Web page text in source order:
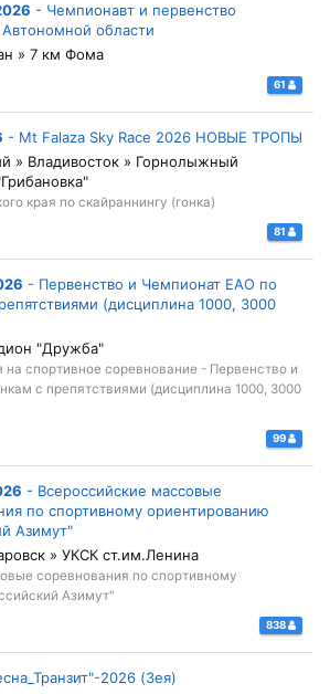
- Чемпионавт и первенство
области
» 7 км Фома
61
- Mt Falaza Sky Race 2026 НОВЫЕ ТРОПЫ
» Владивосток » Горнолыжный
края по скайраннингу (гонка)
81
- Первенство и Чемпионат ЕАО по
(дисциплина 1000, 3000
"Дружба"
на спортивное соревнование - Первенство и
с препятствиями (дисциплина 1000, 3000
99
- Всероссийские массовые
по спортивному ориентированию
Азимут"
» УКСК ст.им.Ленина
соревнования по спортивному
Азимут"
838
2026 (Зея)